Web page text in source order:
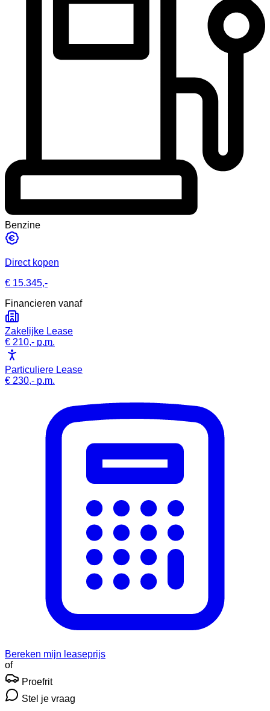
Benzine
Direct kopen
€ 15.345,-
Financieren vanaf
Zakelijke Lease
€ 210,- p.m.
Particuliere Lease
€ 230,- p.m.
Bereken mijn leaseprijs
of
Proefrit
Stel je vraag